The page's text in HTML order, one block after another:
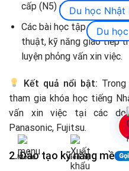
cấp (N5) đến trung cấp
Các bài học tập trung
thuật, kỹ năng giao tiếp
luyện phỏng vấn xin việc.
Kết quả nổi bật:
tham gia khóa học tiếng
vấn xin việc tại các
Panasonic, Fujitsu.
2. Đào tạo kỹ năng mềm
Menu liên hệ
Du học Nhật
Du